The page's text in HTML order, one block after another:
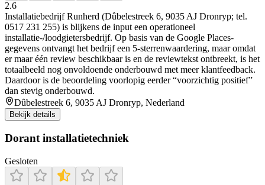
2.6
Installatiebedrijf Runherd (Dûbelestreek 6, 9035 AJ Dronryp; tel.
0517 231 255) is blijkens de input een operationeel
installatie-/loodgietersbedrijf. Op basis van de Google Places-
gegevens ontvangt het bedrijf een 5-sterrenwaardering, maar omdat
er maar één review beschikbaar is en de reviewtekst ontbreekt, is het
totaalbeeld nog onvoldoende onderbouwd met meer klantfeedback.
Daardoor is de beoordeling voorlopig eerder “voorzichtig positief”
dan stevig onderbouwd.
Dûbelestreek 6, 9035 AJ Dronryp, Nederland
Bekijk details
Dorant installatietechniek
Gesloten